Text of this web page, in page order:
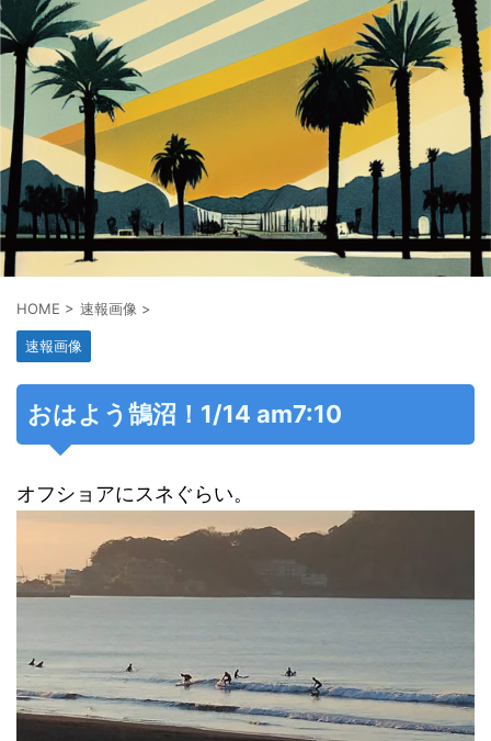
HOME > 速報画像 >
速報画像
おはよう鵠沼！1/14 am7:10
オフショアにスネぐらい。